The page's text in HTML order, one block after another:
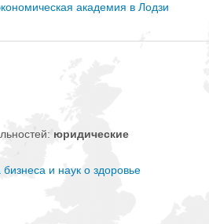
академия в Лодзи
юридические
и наук о здоровье